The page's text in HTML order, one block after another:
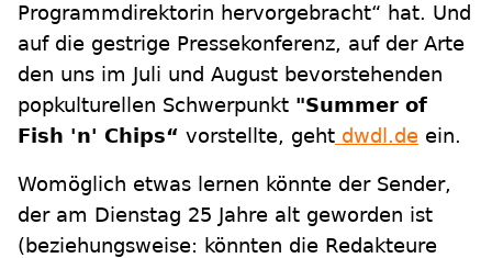
Programmdirektorin hervorgebracht“ hat. Und
auf die gestrige Pressekonferenz, auf der Arte
den uns im Juli und August bevorstehenden
popkulturellen Schwerpunkt "Summer of
Fish 'n' Chips“ vorstellte, geht dwdl.de ein.
Womöglich etwas lernen könnte der Sender,
der am Dienstag 25 Jahre alt geworden ist
(beziehungsweise: könnten die Redakteure